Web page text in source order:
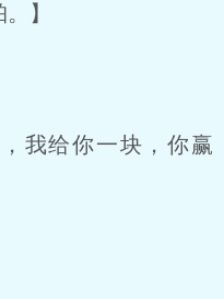
】
我给你一块，你赢